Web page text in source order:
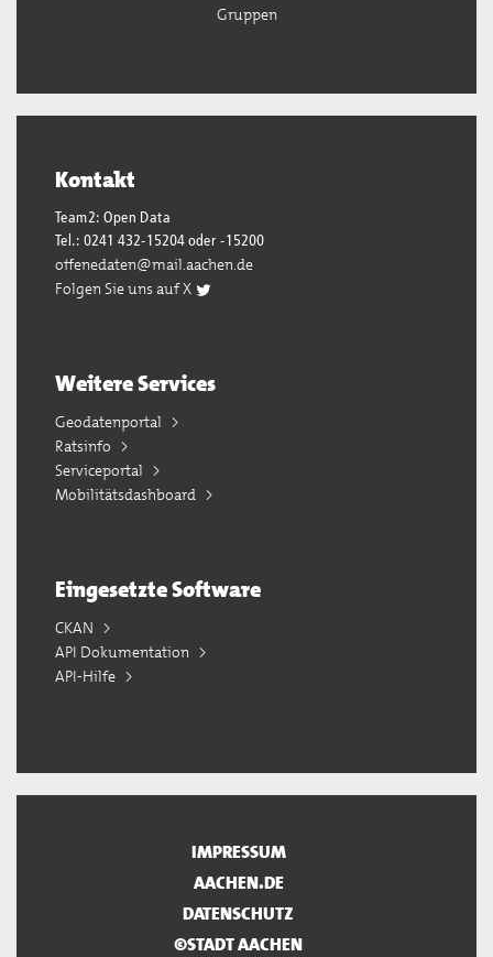
Gruppen
Kontakt
Team2: Open Data
Tel.: 0241 432-15204 oder -15200
offenedaten@mail.aachen.de
Folgen Sie uns auf X
Weitere Services
Geodatenportal
Ratsinfo
Serviceportal
Mobilitätsdashboard
Eingesetzte Software
CKAN
API Dokumentation
API-Hilfe
IMPRESSUM
AACHEN.DE
DATENSCHUTZ
©STADT AACHEN